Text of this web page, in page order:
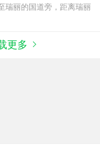
瑞丽的国道旁，距离瑞丽
更多